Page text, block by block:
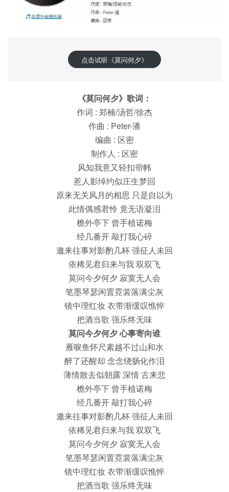
点击试听《莫问何夕》
《莫问何夕》歌词：
作词 : 郑楠/汤哲/徐杰
作曲 : Peter-潘
编曲 : 区密
制作人 : 区密
风知我意又轻扣帘帏
惹人影绰约似庄生梦回
原来无关风月的相思 只是自以为
此情偶感君怜 竟无语凝泪
檐外亭下 曾手植诺梅
经几番开 敲打我心碎
邀来往事对影酌几杯 强征人未回
依稀见君归来与我 双双飞
莫问今夕何夕 寂寞无人会
笔墨琴瑟闲置霓裳落满尘灰
镜中理红妆 衣带渐缓叹憔悴
把酒当歌 强乐终无味
莫问今夕何夕 心事寄向谁
雁唳鱼怀尺素越不过山和水
醉了还醒却 念念绕肠化作泪
薄情散去似朝露 深情 古来悲
檐外亭下 曾手植诺梅
经几番开 敲打我心碎
邀来往事对影酌几杯 强征人未回
依稀见君归来与我 双双飞
莫问今夕何夕 寂寞无人会
笔墨琴瑟闲置霓裳落满尘灰
镜中理红妆 衣带渐缓叹憔悴
把酒当歌 强乐终无味